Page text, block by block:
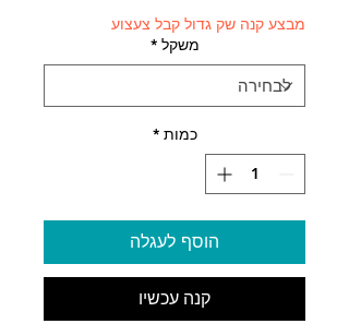
מבצע קנה שק גדול קבל צעצוע
משקל *
כמות *
הוסף לעגלה
קנה עכשיו